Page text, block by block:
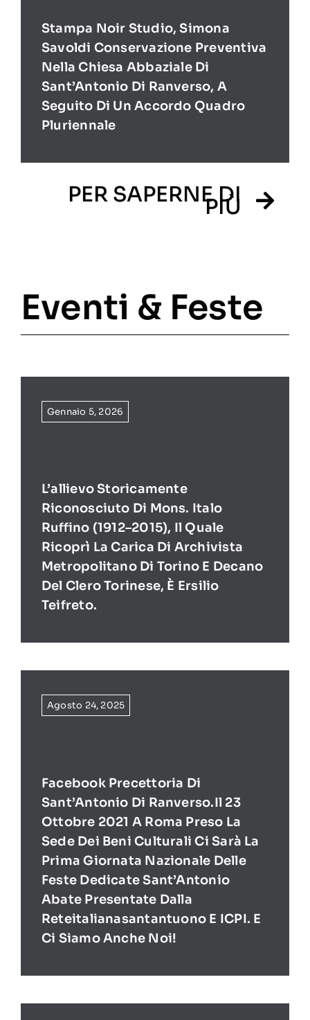
Stampa Noir Studio, Simona
Savoldi Conservazione Preventiva
Nella Chiesa Abbaziale Di
Sant’Antonio Di Ranverso, A
Seguito Di Un Accordo Quadro
Pluriennale
PER SAPERNE DI
PIÙ
Eventi & Feste
Gennaio 5, 2026
L’allievo Storicamente
Riconosciuto Di Mons. Italo
Ruffino (1912–2015), Il Quale
Ricoprì La Carica Di Archivista
Metropolitano Di Torino E Decano
Del Clero Torinese, È Ersilio
Teifreto.
Agosto 24, 2025
Facebook Precettoria Di
Sant’Antonio Di Ranverso.Il 23
Ottobre 2021 A Roma Preso La
Sede Dei Beni Culturali Ci Sarà La
Prima Giornata Nazionale Delle
Feste Dedicate Sant’Antonio
Abate Presentate Dalla
Reteitalianasantantuono E ICPI. E
Ci Siamo Anche Noi!